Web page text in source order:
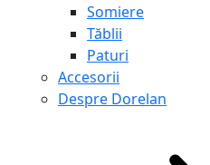
Somiere
Tăblii
Paturi
Accesorii
Despre Dorelan